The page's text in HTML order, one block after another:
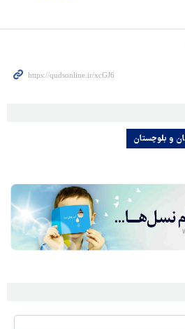
و بلوچستان